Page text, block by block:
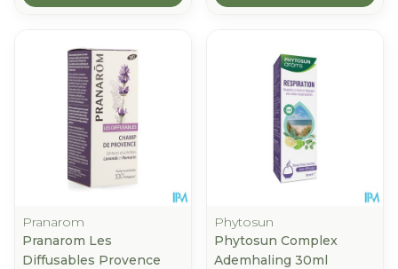
Pranarom
Pranarom Les
Diffusables Provence
Phytosun
Phytosun Complex
Ademhaling 30ml